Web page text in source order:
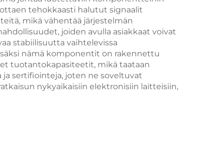
tehokkaasti halutut signaalit
mikä vähentää järjestelmän
joiden avulla asiakkaat voivat
stabiilisuutta vaihtelevissa
nämä komponentit on rakennettu
tuotantokapasiteetit, mikä taataan
sertifiointeja, joten ne soveltuvat
nykyaikaisiin elektronisiin laitteisiin,